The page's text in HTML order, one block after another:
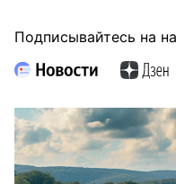
Подписывайтесь на